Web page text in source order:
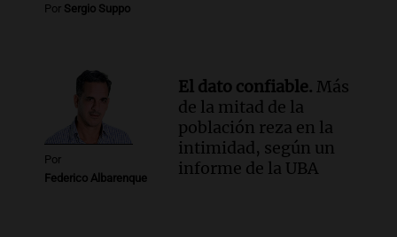
Por Sergio Suppo
Por
Federico Albarenque
El dato confiable. Más
de la mitad de la
población reza en la
intimidad, según un
informe de la UBA